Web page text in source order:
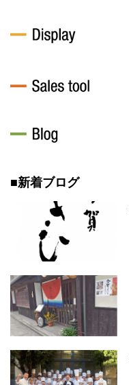
■新着ブログ